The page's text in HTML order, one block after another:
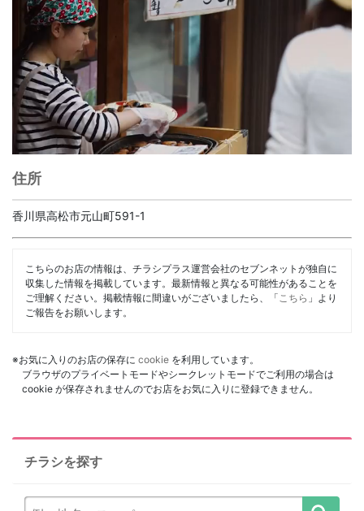
住所
香川県高松市元山町591-1
こちらのお店の情報は、チラシプラス運営会社のセブンネットが独自に
収集した情報を掲載しています。最新情報と異なる可能性があることを
ご理解ください。掲載情報に間違いがございましたら、「 こちら 」より
ご報告をお願いします。
※お気に入りのお店の保存に cookie を利用しています。
ブラウザのプライベートモードやシークレットモードでご利用の場合は
cookie が保存されませんのでお店をお気に入りに登録できません。
チラシを探す